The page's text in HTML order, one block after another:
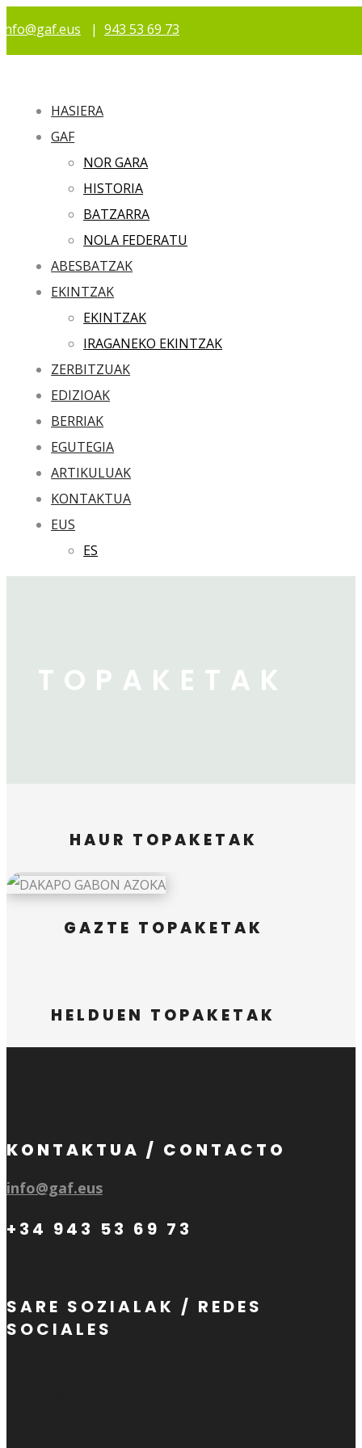
info@gaf.eus | 943 53 69 73
HASIERA
GAF
NOR GARA
HISTORIA
BATZARRA
NOLA FEDERATU
ABESBATZAK
EKINTZAK
EKINTZAK
IRAGANEKO EKINTZAK
ZERBITZUAK
EDIZIOAK
BERRIAK
EGUTEGIA
ARTIKULUAK
KONTAKTUA
EUS
ES
TOPAKETAK
HAUR TOPAKETAK
GAZTE TOPAKETAK
HELDUEN TOPAKETAK
KONTAKTUA / CONTACTO
info@gaf.eus
+34 943 53 69 73
SARE SOZIALAK / REDES
SOCIALES